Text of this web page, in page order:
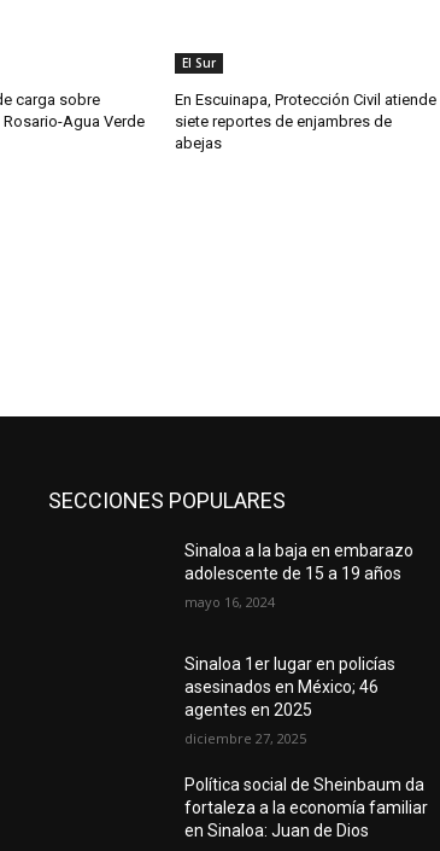
carga sobre
Agua Verde
El Sur
En Escuinapa, Protección Civil atiende
siete reportes de enjambres de
abejas
SECCIONES POPULARES
Sinaloa a la baja en embarazo
adolescente de 15 a 19 años
mayo 16, 2024
Sinaloa 1er lugar en policías
asesinados en México; 46
agentes en 2025
diciembre 27, 2025
Política social de Sheinbaum da
fortaleza a la economía familiar
en Sinaloa: Juan de Dios